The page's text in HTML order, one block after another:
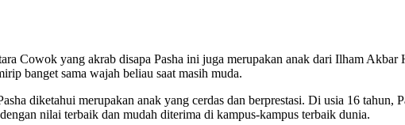
Cowok yang akrab disapa Pasha ini juga merupakan anak dari Ilham
banget sama wajah beliau saat masih muda.
diketahui merupakan anak yang cerdas dan berprestasi. Di usia 16
nilai terbaik dan mudah diterima di kampus-kampus terbaik dunia.